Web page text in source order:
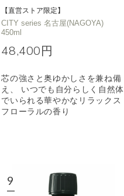
【直営ストア限定】
CITY series 名古屋(NAGOYA)
450ml
48,400円
芯の強さと奥ゆかしさを兼ね備
え、 いつでも自分らしく自然体
でいられる華やかなリラックス
フローラルの香り